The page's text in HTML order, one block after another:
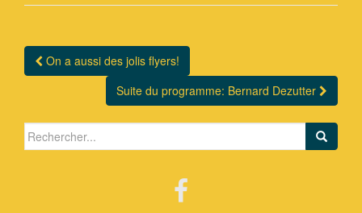
Navigation Article
On a aussi des jolis flyers!
Suite du programme: Bernard Dezutter
Search for: